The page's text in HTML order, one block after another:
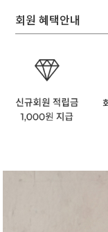
회원 혜택안내